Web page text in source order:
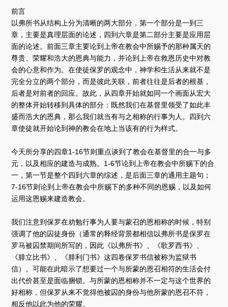
器
前言
以弗所书从结构上分为清晰的两大部分，第一个部分是一到三
章，主要是真理层面的论述，四到六章是第二部分主要是应用层
面的论述。前面三章主要论到上帝在教会中所赐予的那种属天的
尊贵、荣耀和浩大的恩典与能力，并论到上帝在救恩历史中对教
会的心意和作为。在使徒保罗的观念中，神学和生活从来就不是
完全分立的两个部分，而是彼此关联，前者往往是后者的根基，
后者是对前者的回应。故此，从四章开始就如同一个画面从宏大
的整体开始转移到具体的部分：既然我们在基督里领受了如此丰
盛而浩大的恩典，那么我们就当有与之相称的行事为人。四到六
章使徒就开始论到神的教会在地上当该有的行为样式。
今天所分享的四章1-16节则重点谈到了教会在基督里的合一与多
元，以及相应的建造与成熟。1-6节论到上帝在教会中所赐下的合
一，第一节是整个四到六章的综述，是后面三章的通用主题句；
7-16节则论到上帝在教会中所赐下的多种不同的恩赐，以及如何
运用这恩赐来建造教会。
我们注意到保罗在劝勉行事为人要与蒙召的恩相称的时候，特别
强调了他的囚徒身份（通常的释经背景都相信以弗所书是保罗在
罗马被囚禁期间所写的，因此《以弗所书》、《歌罗西书》、
《腓立比书》、《腓利门书》这四卷保罗书信被称为监狱书
信）。可能在此暗示了想要过一个与所蒙的恩召相符的生活会付
出代价甚至是面临捆锁。与所蒙的恩相称并不一定与这个世界的
好相称，但保罗从来不觉得他被囚的身份与他所蒙的恩召不符，
相反他以此为他的荣耀。